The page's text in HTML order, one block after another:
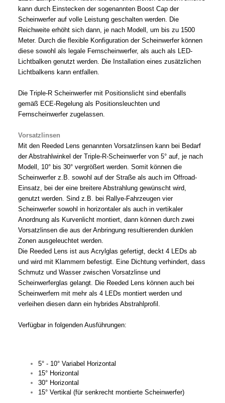
kann durch Einstecken der sogenannten Boost Cap der
Scheinwerfer auf volle Leistung geschalten werden. Die
Reichweite erhöht sich dann, je nach Modell, um bis zu 1500
Meter. Durch die flexible Konfiguration der Scheinwerfer können
diese sowohl als legale Fernscheinwerfer, als auch als LED-
Lichtbalken genutzt werden. Die Installation eines zusätzlichen
Lichtbalkens kann entfallen.
Die Triple-R Scheinwerfer mit Positionslicht sind ebenfalls
gemäß ECE-Regelung als Positionsleuchten und
Fernscheinwerfer zugelassen.
Vorsatzlinsen
Mit den Reeded Lens genannten Vorsatzlinsen kann bei Bedarf
der Abstrahlwinkel der Triple-R-Scheinwerfer von 5° auf, je nach
Modell, 10° bis 30° vergrößert werden. Somit können die
Scheinwerfer z.B. sowohl auf der Straße als auch im Offroad-
Einsatz, bei der eine breitere Abstrahlung gewünscht wird,
genutzt werden. Sind z.B. bei Rallye-Fahrzeugen vier
Scheinwerfer sowohl in horizontaler als auch in vertikaler
Anordnung als Kurvenlicht montiert, dann können durch zwei
Vorsatzlinsen die aus der Anbringung resultierenden dunklen
Zonen ausgeleuchtet werden.
Die Reeded Lens ist aus Acrylglas gefertigt, deckt 4 LEDs ab
und wird mit Klammern befestigt. Eine Dichtung verhindert, dass
Schmutz und Wasser zwischen Vorsatzlinse und
Scheinwerferglas gelangt. Die Reeded Lens können auch bei
Scheinwerfern mit mehr als 4 LEDs montiert werden und
verleihen diesen dann ein hybrides Abstrahlprofil.
Verfügbar in folgenden Ausführungen:
5° - 10° Variabel Horizontal
15° Horizontal
30° Horizontal
15° Vertikal (für senkrecht montierte Scheinwerfer)